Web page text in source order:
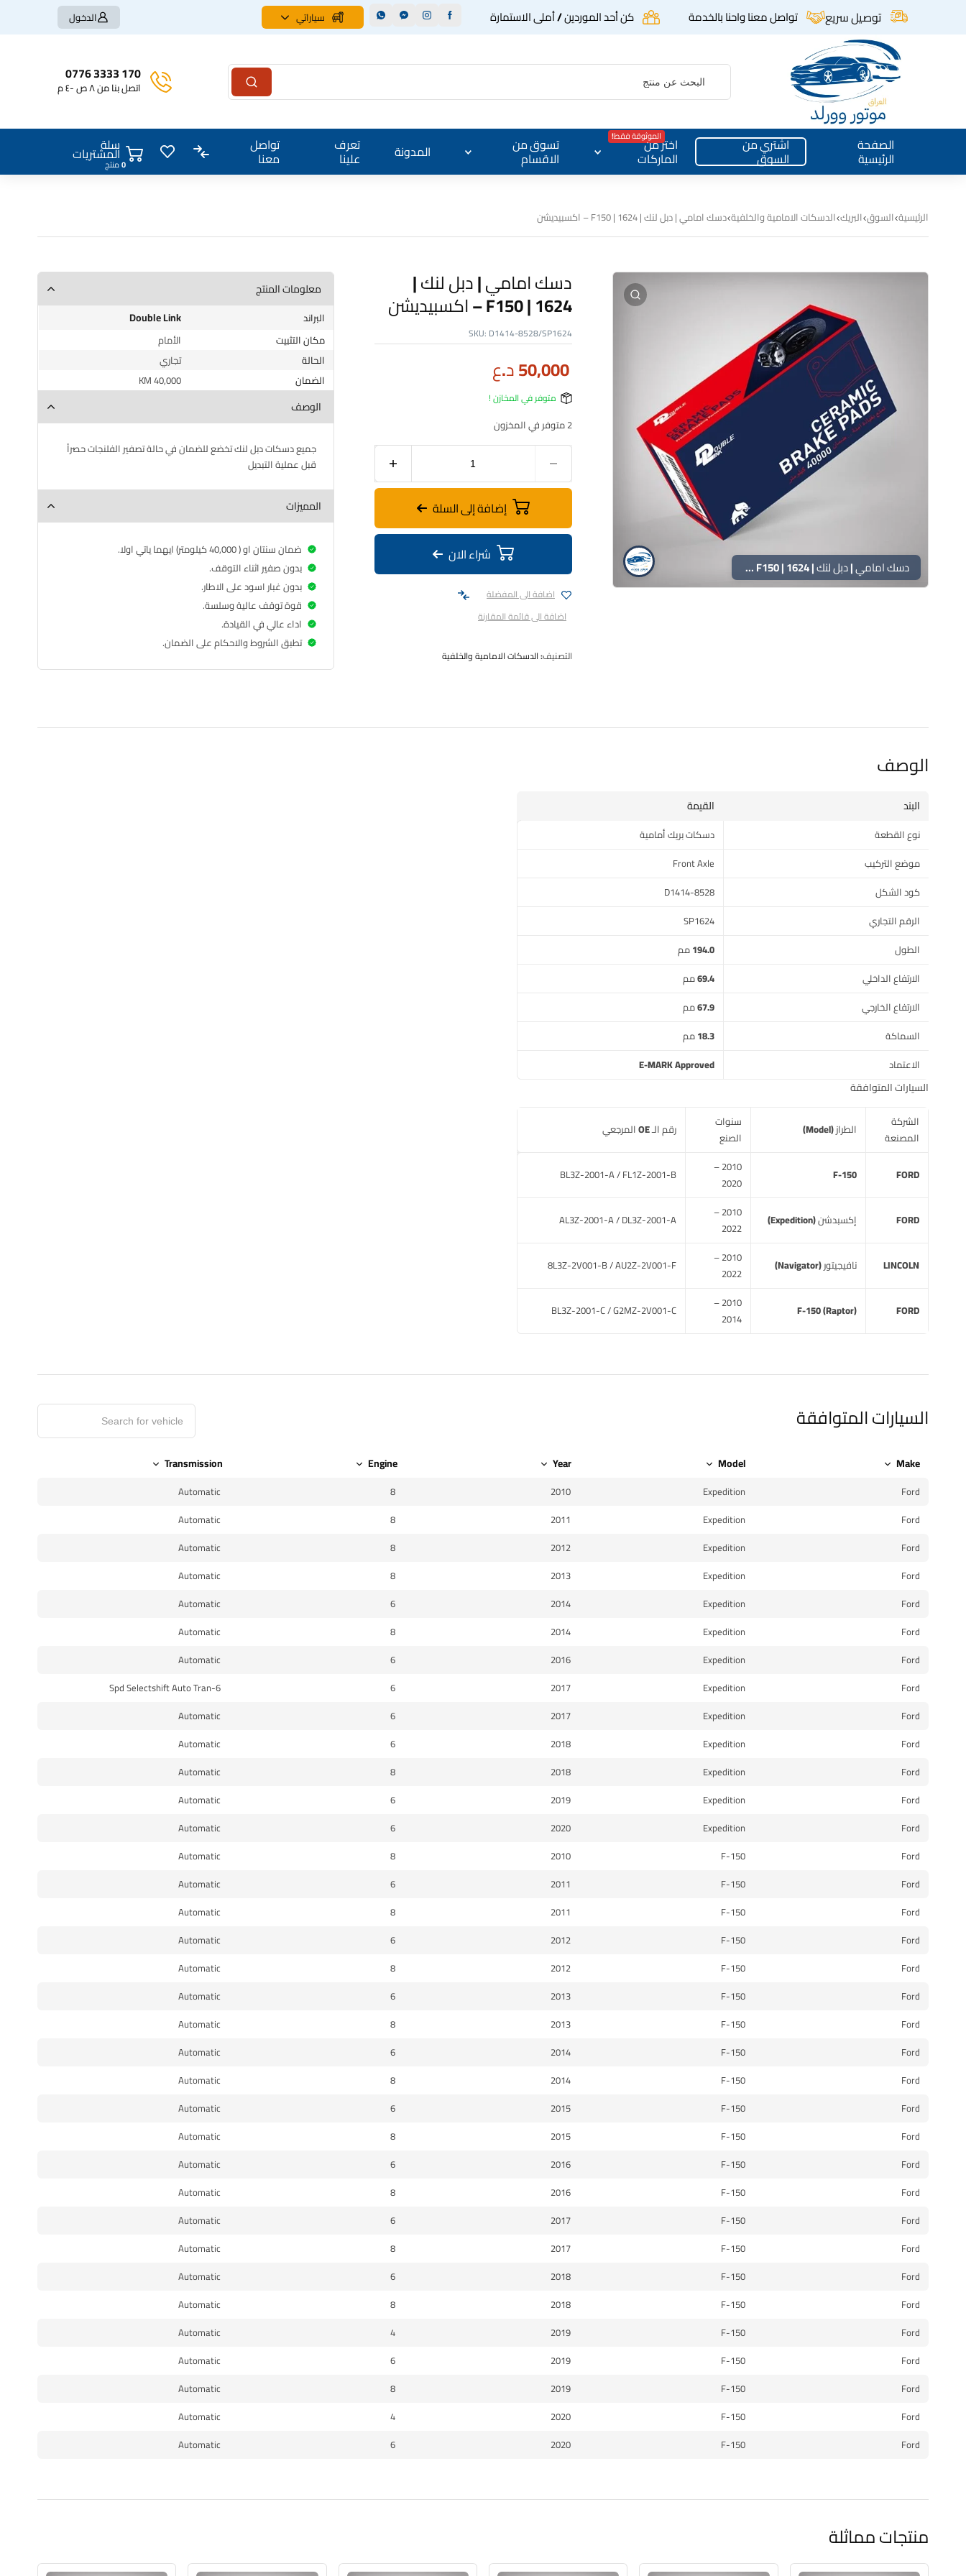
توصيل سريع تواصل معنا واحنا بالخدمة كن أحد الموردين / أملى الاستمارة سياراتي الدخول
170 3333 0776
اتصل بنا من ٨ ص -٤ م
الصفحة
الرئيسية
اشتري من
السوق
اختر من
الماركات
الموثوقة فقط! تسوق من
الاقسام المدونة تعرف
علينا
تواصل
معنا
سلة
المشتريات0منتج
الرئيسية السوق البريك الدسكات الامامية والخلفية دسك امامي | دبل لنك | 1624 | F150 – اكسبيديشن
دسك امامي | دبل لنك | 1624 | F150 – اكسبيديشن
دسك امامي | دبل لنك |
1624 | F150 – اكسبيديشن
SKU: D1414-8528/SP1624
50,000د.ع
متوفر في المخازن !
2 متوفر في المخزون
إضافة إلى السلة
شراء الان
اضافة الى المفضلة
اضافة الى قائمة المقارنة
التصنيف:الدسكات الامامية والخلفية
معلومات المنتج
البراند Double Link
مكان التثبيت
الأمام
الحالة
تجاري
الضمان
40,000 KM
الوصف
جميع دسكات دبل لنك تخضع للضمان في حالة تصفير الفلنجات حصراً
قبل عملية التبديل
المميزات
ضمان سنتان او ( 40,000 كيلومتر) ايهما ياتي اولا.
بدون صفير اثناء التوقف.
بدون غبار اسود على الاطار.
قوة توقف عالية وسلسة.
اداء عالي في القيادة.
تطبق الشروط والاحكام على الضمان.
الوصف
البند القيمة
نوع القطعة
دسكات بريك أمامية
موضع التركيب
Front Axle
كود الشكل
D1414-8528
الرقم التجاري
SP1624
الطول
194.0 مم
الارتفاع الداخلي
69.4 مم
الارتفاع الخارجي
67.9 مم
السماكة
18.3 مم
الاعتماد
E-MARK Approved
السيارات المتوافقة
الشركة
المصنعة
الطراز (Model)
سنوات
الصنع
رقم الـ OE المرجعي
FORD
F-150
2010 –
2020
BL3Z-2001-A / FL1Z-2001-B
FORD إكسبدشن (Expedition)
2010 –
2022
AL3Z-2001-A / DL3Z-2001-A
LINCOLN نافيجيتور (Navigator)
2010 –
2022
8L3Z-2V001-B / AU2Z-2V001-F
FORD
F-150 (Raptor)
2010 –
2014
BL3Z-2001-C / G2MZ-2V001-C
السيارات المتوافقة
Make
Model
Year
Engine
Transmission
Ford
Expedition
2010
8
Automatic
Ford
Expedition
2011
8
Automatic
Ford
Expedition
2012
8
Automatic
Ford
Expedition
2013
8
Automatic
Ford
Expedition
2014
6
Automatic
Ford
Expedition
2014
8
Automatic
Ford
Expedition
2016
6
Automatic
Ford
Expedition
2017
6
6-Spd Selectshift Auto Tran
Ford
Expedition
2017
6
Automatic
Ford
Expedition
2018
6
Automatic
Ford
Expedition
2018
8
Automatic
Ford
Expedition
2019
6
Automatic
Ford
Expedition
2020
6
Automatic
Ford
F-150
2010
8
Automatic
Ford
F-150
2011
6
Automatic
Ford
F-150
2011
8
Automatic
Ford
F-150
2012
6
Automatic
Ford
F-150
2012
8
Automatic
Ford
F-150
2013
6
Automatic
Ford
F-150
2013
8
Automatic
Ford
F-150
2014
6
Automatic
Ford
F-150
2014
8
Automatic
Ford
F-150
2015
6
Automatic
Ford
F-150
2015
8
Automatic
Ford
F-150
2016
6
Automatic
Ford
F-150
2016
8
Automatic
Ford
F-150
2017
6
Automatic
Ford
F-150
2017
8
Automatic
Ford
F-150
2018
6
Automatic
Ford
F-150
2018
8
Automatic
Ford
F-150
2019
4
Automatic
Ford
F-150
2019
6
Automatic
Ford
F-150
2019
8
Automatic
Ford
F-150
2020
4
Automatic
Ford
F-150
2020
6
Automatic
منتجات مماثلة